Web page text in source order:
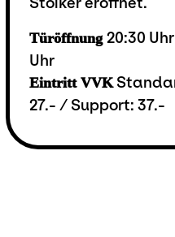
Türöffnung20:30
Uhr
Eintritt VVK
27.- / Support: 37.-